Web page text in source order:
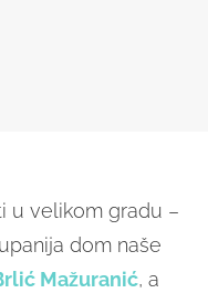
u velikom gradu –
dom naše
Mažuranić, a